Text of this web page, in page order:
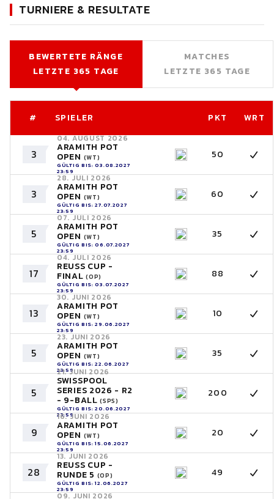
TURNIERE & RESULTATE
BEWERTETE RÄNGE
LETZTE 365 TAGE
MATCHES
LETZTE 365 TAGE
# SPIELER PKT WRT
3
04. AUGUST 2026
ARAMITH POT
OPEN (WT)
GÜLTIG BIS: 03.08.2027
23:59
50
3
28. JULI 2026
ARAMITH POT
OPEN (WT)
GÜLTIG BIS: 27.07.2027
23:59
60
5
07. JULI 2026
ARAMITH POT
OPEN (WT)
GÜLTIG BIS: 06.07.2027
23:59
35
17
04. JULI 2026
REUSS CUP -
FINAL(OP)
GÜLTIG BIS: 03.07.2027
23:59
88
13
30. JUNI 2026
ARAMITH POT
OPEN (WT)
GÜLTIG BIS: 29.06.2027
23:59
10
5
23. JUNI 2026
ARAMITH POT
OPEN (WT)
GÜLTIG BIS: 22.06.2027
23:59
35
5
21. JUNI 2026
SWISSPOOL
SERIES 2026 - R2
- 9-BALL(SPS)
GÜLTIG BIS: 20.06.2027
23:59
200
9
16. JUNI 2026
ARAMITH POT
OPEN (WT)
GÜLTIG BIS: 15.06.2027
23:59
20
28
13. JUNI 2026
REUSS CUP -
RUNDE 5 (OP)
GÜLTIG BIS: 12.06.2027
23:59
49
09. JUNI 2026